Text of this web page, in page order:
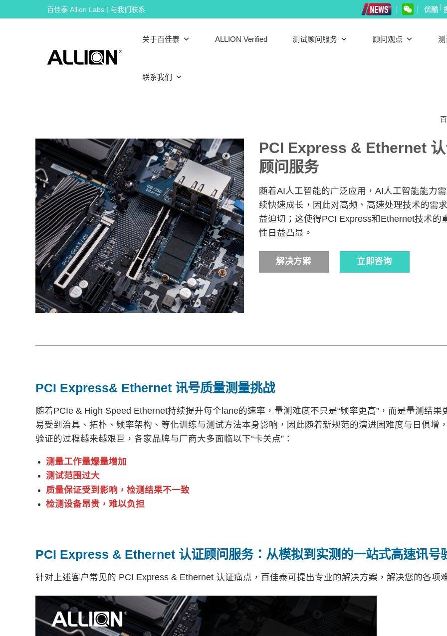
to
百佳泰 Allion Labs | 与我们联系 优酷|
关于百佳泰 ALLION Verified 测试顾问服务 顾问观点 测
联系我们
PCI Express & Ethernet
顾问服务
随着AI人工智能的广泛应用，AI人工智能能力
续快速成长，因此对高频、高速处理技术的需
益迫切；这使得PCI Express和Ethernet技术的
性日益凸显。
解决方案 立即咨询
PCI Express& Ethernet 讯号质量测量挑战
随着PCIe & High Speed Ethernet持续提升每个lane的速率，量测难度不只是“频率更高”，而是量测结果
易受到治具、拓朴、频率架构、等化训练与测试方法本身影响，因此随着新规范的演进困难度与日俱增
验证的过程越来越艰巨，各家品牌与厂商大多面临以下“卡关点”：
测量工作量爆量增加
测试范围过大
质量保证受到影响，检测结果不一致
检测设备昂贵，难以负担
PCI Express & Ethernet 认证顾问服务：从模拟到实测的一站式高速讯号
针对上述客户常见的 PCI Express & Ethernet 认证痛点，百佳泰可提出专业的解决方案，解决您的各项